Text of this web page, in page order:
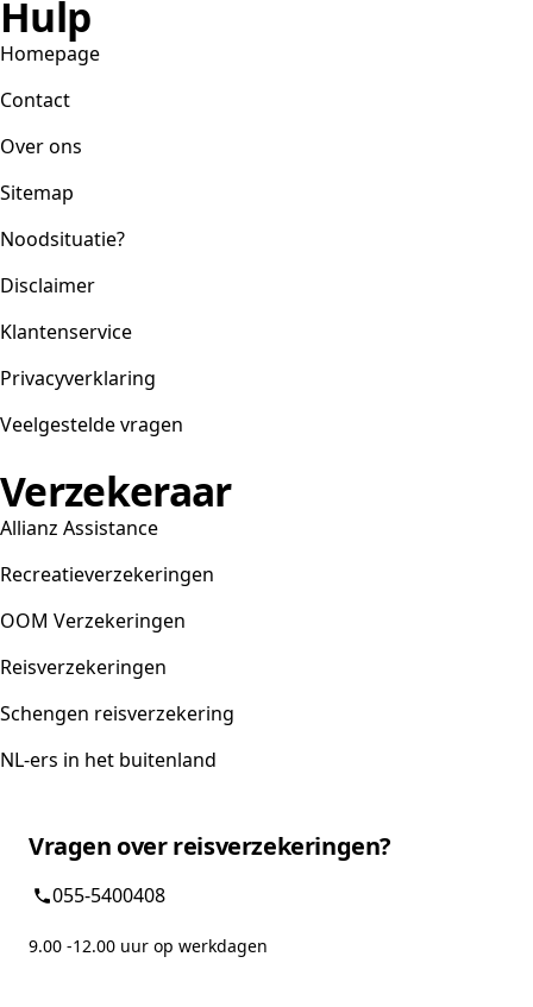
Hulp
Homepage
Contact
Over ons
Sitemap
Noodsituatie?
Disclaimer
Klantenservice
Privacyverklaring
Veelgestelde vragen
Verzekeraar
Allianz Assistance
Recreatieverzekeringen
OOM Verzekeringen
Reisverzekeringen
Schengen reisverzekering
NL-ers in het buitenland
Vragen over reisverzekeringen?
055-5400408
9.00 -12.00 uur op werkdagen